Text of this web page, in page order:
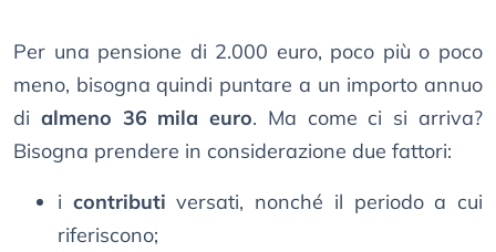
Per una pensione di 2.000 euro, poco più o poco
meno, bisogna quindi puntare a un importo annuo
di almeno 36 mila euro. Ma come ci si arriva?
Bisogna prendere in considerazione due fattori:
i contributi versati, nonché il periodo a cui
riferiscono;